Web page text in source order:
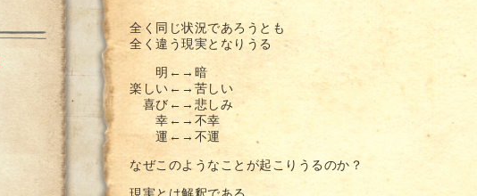
全く同じ状況であろうとも
全く違う現実となりうる
明←→暗
楽しい←→苦しい
喜び←→悲しみ
幸←→不幸
運←→不運
なぜこのようなことが起こりうるのか？